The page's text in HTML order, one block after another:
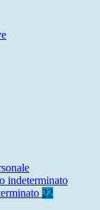
indeterminato
22